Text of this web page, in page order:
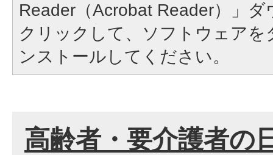
Reader（Acrobat Reader）」
クリックして、ソフトウェア
ンストールしてください。
高齢者・要介護者の